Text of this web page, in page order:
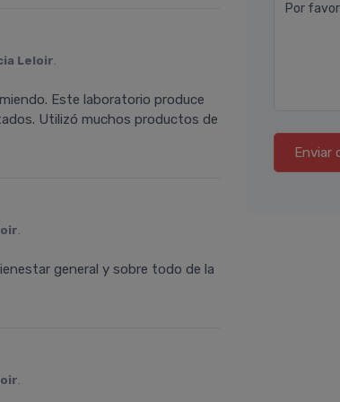
Leloir.
Este laboratorio produce
Utilizó muchos productos de
.
general y sobre todo de la
.
Por
Enviar